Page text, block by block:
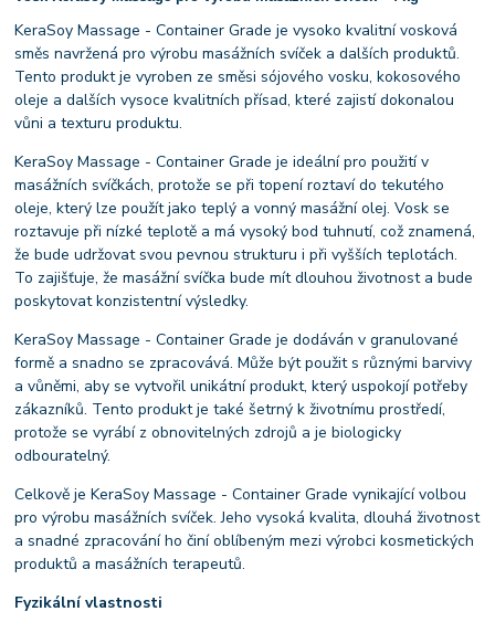
KeraSoy Massage - Container Grade je vysoko kvalitní vosková
směs navržená pro výrobu masážních svíček a dalších produktů.
Tento produkt je vyroben ze směsi sójového vosku, kokosového
oleje a dalších vysoce kvalitních přísad, které zajistí dokonalou
vůni a texturu produktu.
KeraSoy Massage - Container Grade je ideální pro použití v
masážních svíčkách, protože se při topení roztaví do tekutého
oleje, který lze použít jako teplý a vonný masážní olej. Vosk se
roztavuje při nízké teplotě a má vysoký bod tuhnutí, což znamená,
že bude udržovat svou pevnou strukturu i při vyšších teplotách.
To zajišťuje, že masážní svíčka bude mít dlouhou životnost a bude
poskytovat konzistentní výsledky.
KeraSoy Massage - Container Grade je dodáván v granulované
formě a snadno se zpracovává. Může být použit s různými barvivy
a vůněmi, aby se vytvořil unikátní produkt, který uspokojí potřeby
zákazníků. Tento produkt je také šetrný k životnímu prostředí,
protože se vyrábí z obnovitelných zdrojů a je biologicky
odbouratelný.
Celkově je KeraSoy Massage - Container Grade vynikající volbou
pro výrobu masážních svíček. Jeho vysoká kvalita, dlouhá životnost
a snadné zpracování ho činí oblíbeným mezi výrobci kosmetických
produktů a masážních terapeutů.
Fyzikální vlastnosti